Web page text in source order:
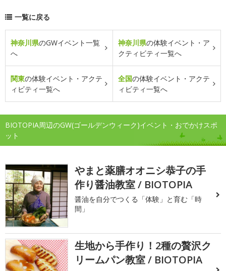
一覧に戻る
神奈川県のGWイベント一覧
へ
神奈川県の体験イベント・ア
クティビティ一覧へ
関東の体験イベント・アクテ
ィビティ一覧へ
全国の体験イベント・アクテ
ィビティ一覧へ
BIOTOPIA周辺のGW(ゴールデンウィーク)イベント・おでかけスポ
ット
やまと薬膳オオニシ恭子の手
作り醤油教室 / BIOTOPIA
醤油を自分でつくる「体験」と育む「時
間」
生地から手作り！2種の贅沢ク
リームパン教室 / BIOTOPIA